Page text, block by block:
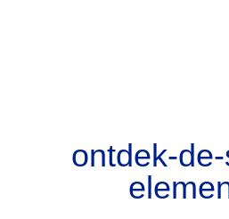
inhoudontdek-